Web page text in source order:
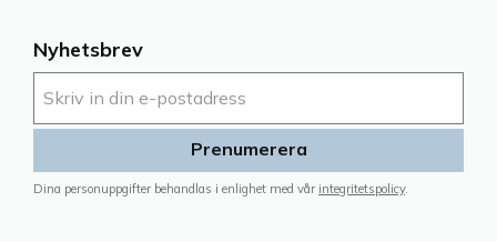
Nyhetsbrev
Prenumerera
Dina personuppgifter behandlas i enlighet med vår integritetspolicy.